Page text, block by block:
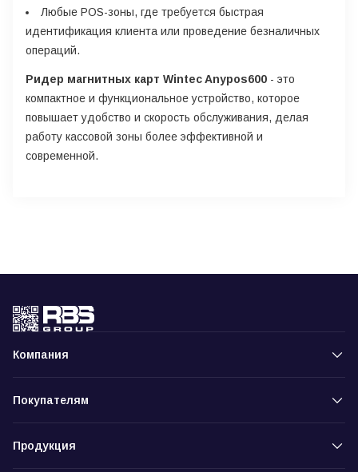
Любые POS-зоны, где требуется быстрая
идентификация клиента или проведение безналичных
операций.
Ридер магнитных карт Wintec Anypos600 - это
компактное и функциональное устройство, которое
повышает удобство и скорость обслуживания, делая
работу кассовой зоны более эффективной и
современной.
Компания
Покупателям
Продукция